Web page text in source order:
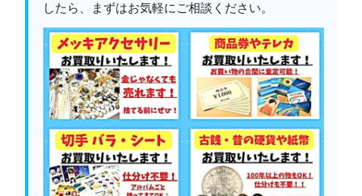
したら、まずはお気軽にご相談ください。